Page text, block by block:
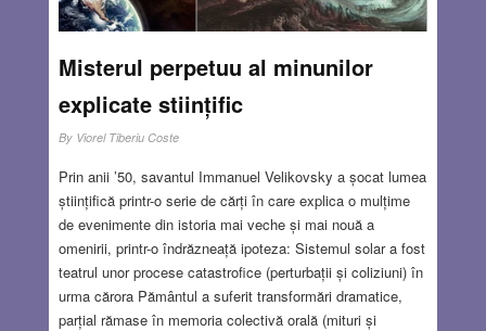
Misterul perpetuu al minunilor
explicate stiințific
By Viorel Tiberiu Coste
Prin anii ’50, savantul Immanuel Velikovsky a șocat lumea
științifică printr-o serie de cărți în care explica o mulțime
de evenimente din istoria mai veche și mai nouă a
omenirii, printr-o îndrăzneață ipoteza: Sistemul solar a fost
teatrul unor procese catastrofice (perturbații și coliziuni) în
urma cărora Pământul a suferit transformări dramatice,
parțial rămase în memoria colectivă orală (mituri și